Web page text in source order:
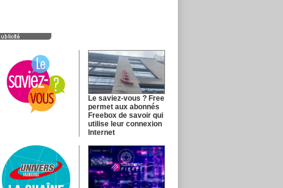
Le saviez-vous ? Free
permet aux abonnés
Freebox de savoir qui
utilise leur connexion
Internet